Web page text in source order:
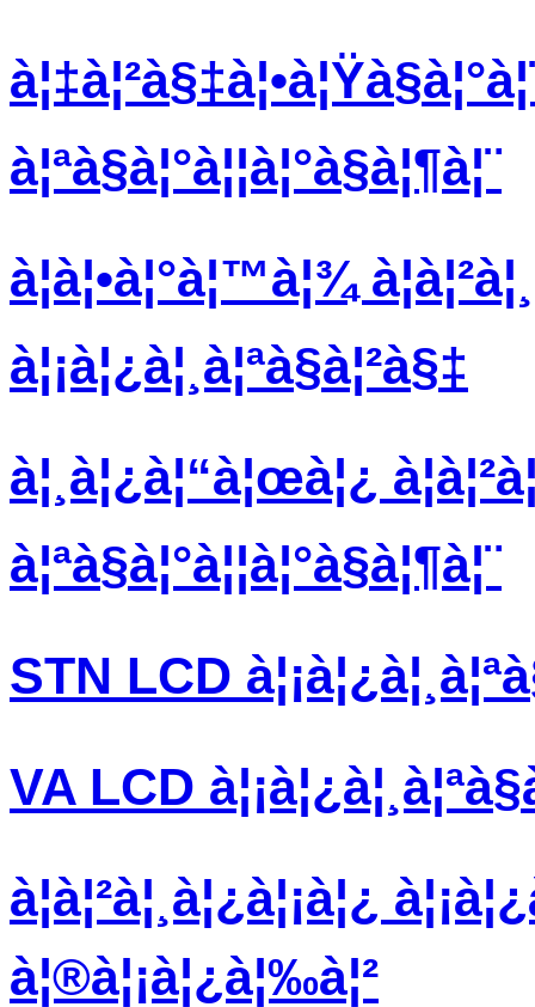
à¦ªà§à¦°à¦¦à¦°à§à¦¶à¦¨
à¦à¦•à¦°à¦™à¦¾
à¦¡à¦¿à¦¸à¦ªà§à¦²à§‡
à¦¸à¦¿à¦“à¦œà¦¿
à¦ªà§à¦°à¦¦à¦°à§à¦¶à¦¨
STN LCD
VA LCD
à¦à¦²à¦¸à¦¿à¦¡à¦¿
à¦®à¦¡à¦¿à¦‰à¦²